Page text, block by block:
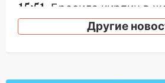
15:51
Бросила кирпич в
Ульяновской области
агрессивную женщину
Другие